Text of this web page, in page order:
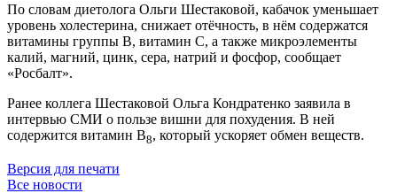
По словам диетолога Ольги Шестаковой, кабачок уменьшает
уровень холестерина, снижает отёчность, в нём содержатся
витамины группы В, витамин С, а также микроэлементы
калий, магний, цинк, сера, натрий и фосфор, сообщает
«Росбалт».
Ранее коллега Шестаковой Ольга Кондратенко заявила в
интервью СМИ о пользе вишни для похудения. В ней
содержится витамин В8, который ускоряет обмен веществ.
Версия для печати
Все новости